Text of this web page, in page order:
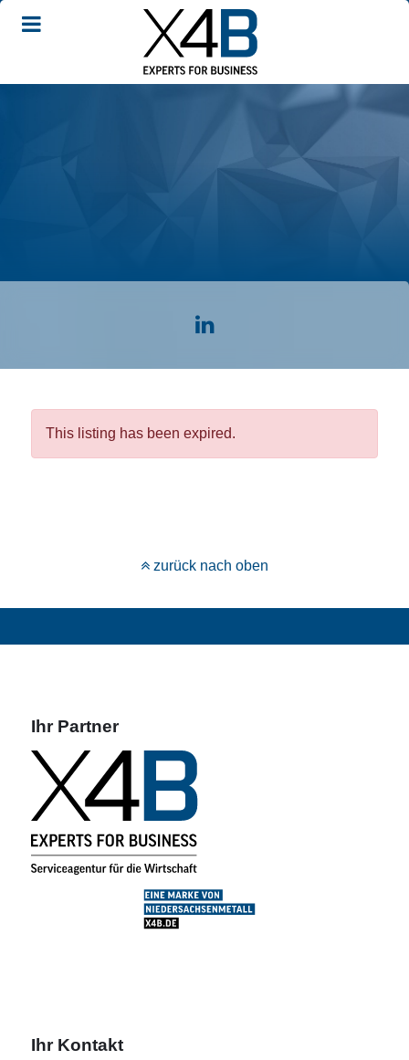
This listing has been expired.
zurück nach oben
Ihr Partner
Ihr Kontakt